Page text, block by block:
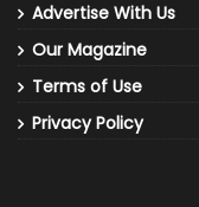
Advertise With Us
Our Magazine
Terms of Use
Privacy Policy